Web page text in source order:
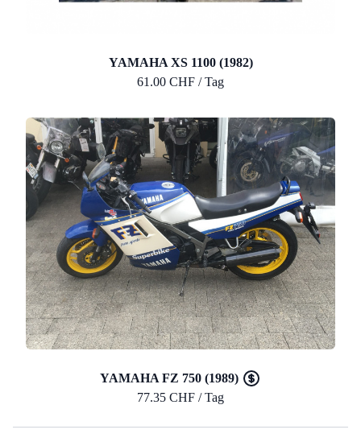
YAMAHA XS 1100 (1982)
61.00 CHF / Tag
YAMAHA FZ 750 (1989)
77.35 CHF / Tag